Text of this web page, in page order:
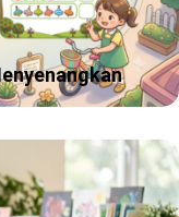
sedang
proses belajar